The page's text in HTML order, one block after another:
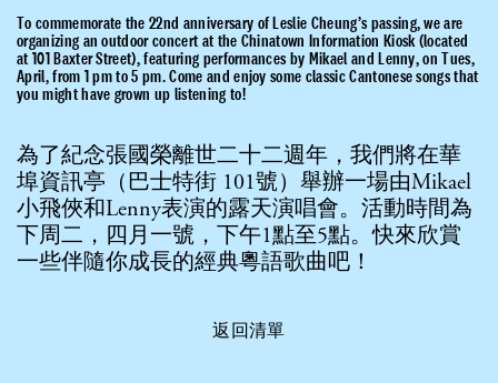
To commemorate the 22nd anniversary of Leslie Cheung’s passing, we are
organizing an outdoor concert at the Chinatown Information Kiosk (located
at 101 Baxter Street), featuring performances by Mikael and Lenny, on Tues,
April, from 1 pm to 5 pm. Come and enjoy some classic Cantonese songs that
you might have grown up listening to!
為了紀念張國榮離世二十二週年，我們將在華
埠資訊亭（巴士特街 101號）舉辦一場由Mikael
小飛俠和Lenny表演的露天演唱會。活動時間為
下周二，四月一號，下午1點至5點。快來欣賞
一些伴隨你成長的經典粵語歌曲吧！
返回清單